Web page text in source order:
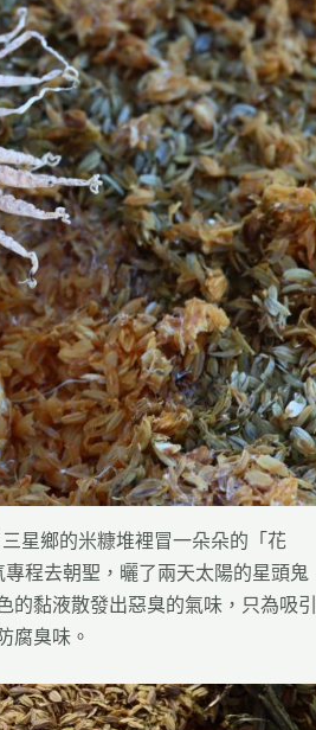
星鄉的米糠堆裡冒一朵朵的「花
程去朝聖，曬了兩天太陽的星頭鬼
的黏液散發出惡臭的氣味，只為吸引
腐臭味。